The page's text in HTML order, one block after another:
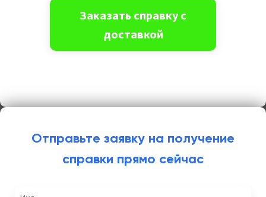
Отправьте заявку на получение
справки прямо сейчас